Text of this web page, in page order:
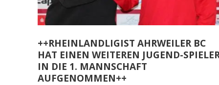
++RHEINLANDLIGIST AHRWEILER BC
HAT EINEN WEITEREN JUGEND-
IN DIE 1. MANNSCHAFT
AUFGENOMMEN++